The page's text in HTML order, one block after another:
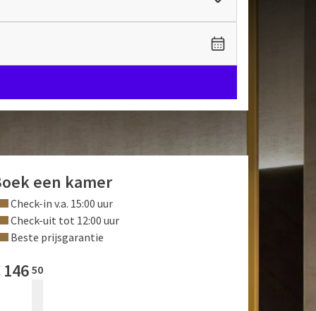
een kamer
Check-in v.a. 15:00 uur
Check-uit tot 12:00 uur
Beste prijsgarantie
146 50